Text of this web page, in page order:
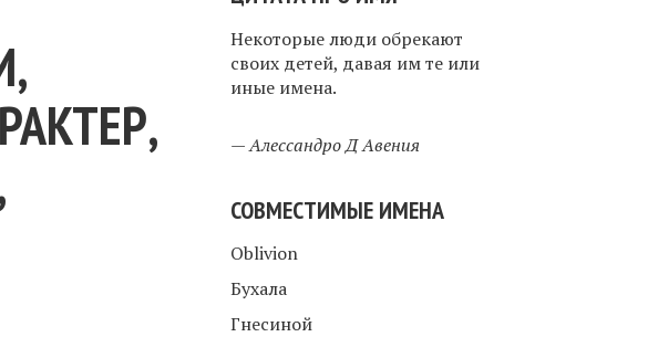
Некоторые люди обрекают
своих детей, давая им те или
иные имена.
—Алессандро Д Авения
СОВМЕСТИМЫЕ ИМЕНА
Oblivion
Бухала
Гнесиной